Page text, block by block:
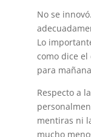
No se
Lo
como dice
para
Respecto a
mentiras ni
mucho